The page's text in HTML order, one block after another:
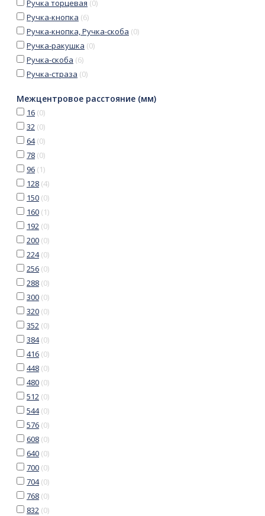
Ручка торцевая (0)
Ручка-кнопка (6)
Ручка-кнопка, Ручка-скоба (0)
Ручка-ракушка (0)
Ручка-скоба (6)
Ручка-страза (0)
Межцентровое расстояние (мм)
16 (0)
32 (0)
64 (0)
78 (0)
96 (1)
128 (4)
150 (0)
160 (1)
192 (0)
200 (0)
224 (0)
256 (0)
288 (0)
300 (0)
320 (0)
352 (0)
384 (0)
416 (0)
448 (0)
480 (0)
512 (0)
544 (0)
576 (0)
608 (0)
640 (0)
700 (0)
704 (0)
768 (0)
832 (0)